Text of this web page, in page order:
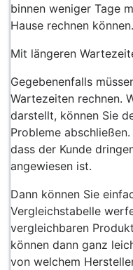
binnen weniger Tage
Hause rechnen können.
Mit längeren
Gegebenenfalls
Wartezeiten rechnen.
darstellt, können Sie
Probleme
dass der Kunde
angewiesen ist.
Dann können Sie
Vergleichstabelle
vergleichbaren
können dann ganz
von welchem